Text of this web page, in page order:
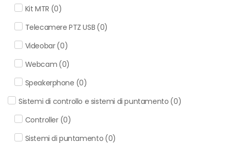
Kit MTR (0)
Telecamere PTZ USB (0)
Videobar(0)
Webcam (0)
Speakerphone (0)
Sistemi di controllo e sistemi di puntamento (0)
Controller (0)
Sistemi di puntamento (0)